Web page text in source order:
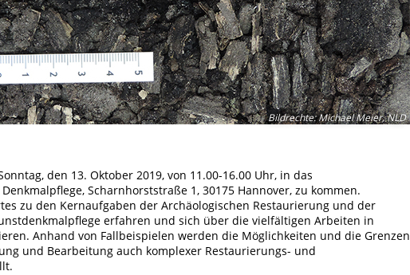
Bildrechte:Michael Meier, NLD
den 13. Oktober 2019, von 11.00-16.00 Uhr, in das
Scharnhorststraße 1, 30175 Hannover, zu kommen.
zu den Kernaufgaben der Archäologischen Restaurierung und der
erfahren und sich über die vielfältigen Arbeiten in
Anhand von Fallbeispielen werden die Möglichkeiten und die Grenzen
und Bearbeitung auch komplexer Restaurierungs- und